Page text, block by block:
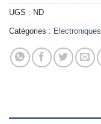
UGS : ND
Catégories : Electroniques